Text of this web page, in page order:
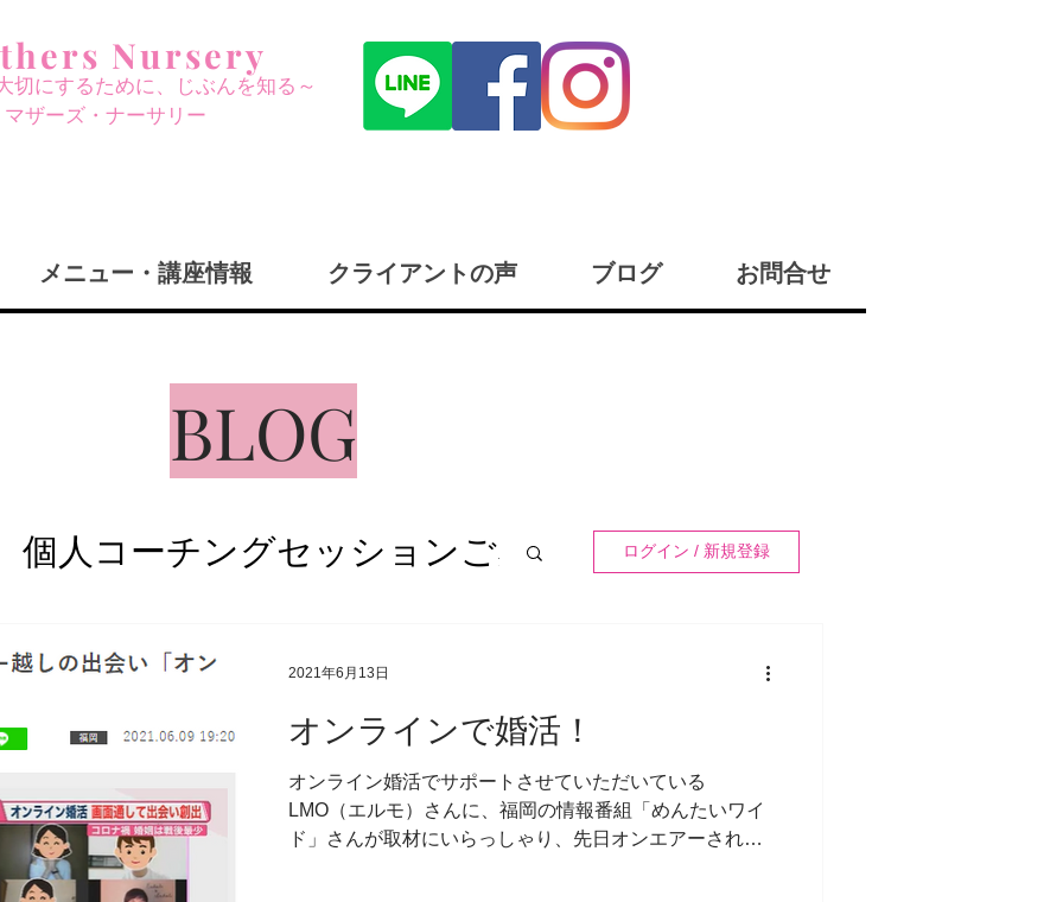
Nursery
切にするために、じぶんを知る～
​マザーズ・ナーサリー
メニュー・講座情報 クライアントの声 ブログ お問合せ
個人コーチングセッションご感想
？ 日々の再構築
ンライントレーニングサロンThe Journey
ログイン / 新規登録
オンラインで婚活！
オンライン婚活でサポートさせていただいている
LMO（エルモ）さんに、福岡の情報番組「めんたいワイ
ド」さんが取材にいらっしゃり、先日オンエアーされま
2021年6月13日
BLOG